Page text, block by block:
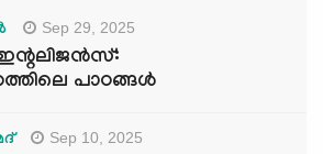
Sep 29, 2025
പാഠങ്ങൾ
Sep 10, 2025